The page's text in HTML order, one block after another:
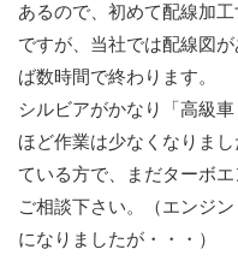
あるので、初めて配線加
ですが、当社では配線図
ば数時間で終わります。
シルビアがかなり「高級
ほど作業は少なくなりま
ている方で、まだターボ
ご相談下さい。（エンジ
になりましたが・・・）